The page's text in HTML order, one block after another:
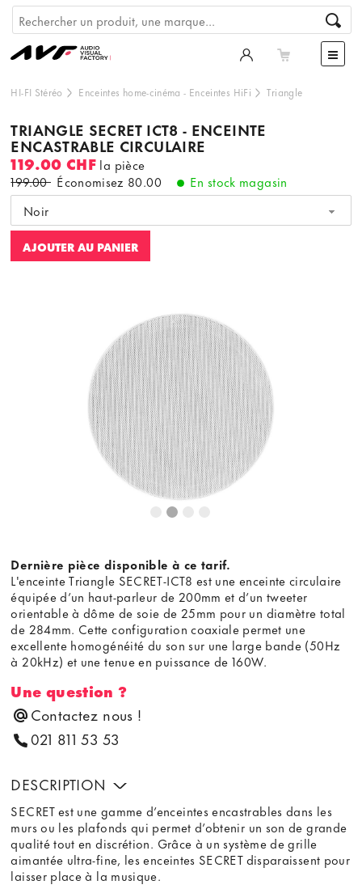
HI-FI Stéréo Enceintes home-cinéma - Enceintes HiFi Triangle
TRIANGLE SECRET ICT8 - ENCEINTE
ENCASTRABLE CIRCULAIRE
119.00 CHF la pièce
199.00 Économisez 80.00
En stock magasin
Noir
AJOUTER AU PANIER
Dernière pièce disponible à ce tarif.
L'enceinte Triangle SECRET-ICT8 est une enceinte circulaire
équipée d’un haut-parleur de 200mm et d’un tweeter
orientable à dôme de soie de 25mm pour un diamètre total
de 284mm. Cette configuration coaxiale permet une
excellente homogénéité du son sur une large bande (50Hz
à 20kHz) et une tenue en puissance de 160W.
Une question ?
Contactez nous !
021 811 53 53
DESCRIPTION
SECRET est une gamme d’enceintes encastrables dans les
murs ou les plafonds qui permet d’obtenir un son de grande
qualité tout en discrétion. Grâce à un système de grille
aimantée ultra-fine, les enceintes SECRET disparaissent pour
laisser place à la musique.